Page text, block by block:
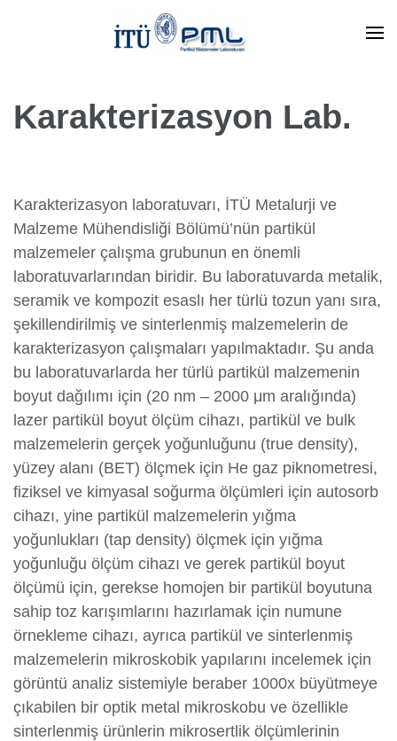
basın)
Karakterizasyon Lab.
Karakterizasyon laboratuvarı, İTÜ Metalurji ve
Malzeme Mühendisliği Bölümü’nün partikül
malzemeler çalışma grubunun en önemli
laboratuvarlarından biridir. Bu laboratuvarda metalik,
seramik ve kompozit esaslı her türlü tozun yanı sıra,
şekillendirilmiş ve sinterlenmiş malzemelerin de
karakterizasyon çalışmaları yapılmaktadır. Şu anda
bu laboratuvarlarda her türlü partikül malzemenin
boyut dağılımı için (20 nm – 2000 μm aralığında)
lazer partikül boyut ölçüm cihazı, partikül ve bulk
malzemelerin gerçek yoğunluğunu (true density),
yüzey alanı (BET) ölçmek için He gaz piknometresi,
fiziksel ve kimyasal soğurma ölçümleri için autosorb
cihazı, yine partikül malzemelerin yığma
yoğunlukları (tap density) ölçmek için yığma
yoğunluğu ölçüm cihazı ve gerek partikül boyut
ölçümü için, gerekse homojen bir partikül boyutuna
sahip toz karışımlarını hazırlamak için numune
örnekleme cihazı, ayrıca partikül ve sinterlenmiş
malzemelerin mikroskobik yapılarını incelemek için
görüntü analiz sistemiyle beraber 1000x büyütmeye
çıkabilen bir optik metal mikroskobu ve özellikle
sinterlenmiş ürünlerin mikrosertlik ölçümlerinin